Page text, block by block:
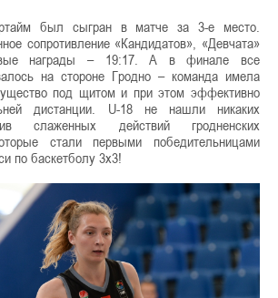
был сыгран в матче за 3-е место.
сопротивление «Кандидатов», «Девчата»
награды – 19:17. А в финале все
на стороне Гродно – команда имела
под щитом и при этом эффективно
дистанции. U-18 не нашли никаких
слаженных действий гродненских
стали первыми победительницами
по баскетболу 3х3!